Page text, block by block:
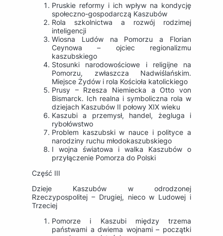
Pruskie reformy i ich wpływ na kondycję
społeczno-gospodarczą Kaszubów
Rola szkolnictwa a rozwój rodzimej
inteligencji
Wiosna Ludów na Pomorzu a Florian
Ceynowa – ojciec regionalizmu
kaszubskiego
Stosunki narodowościowe i religijne na
Pomorzu, zwłaszcza Nadwiślańskim.
Miejsce Żydów i rola Kościoła katolickiego
Prusy – Rzesza Niemiecka a Otto von
Bismarck. Ich realna i symboliczna rola w
dziejach Kaszubów II połowy XIX wieku
Kaszubi a przemysł, handel, żegluga i
rybołówstwo
Problem kaszubski w nauce i polityce a
narodziny ruchu młodokaszubskiego
I wojna światowa i walka Kaszubów o
przyłączenie Pomorza do Polski
Część III
Dzieje Kaszubów w odrodzonej
Rzeczypospolitej – Drugiej, nieco w Ludowej i
Trzeciej
Pomorze i Kaszubi między trzema
państwami a dwiema wojnami – początki